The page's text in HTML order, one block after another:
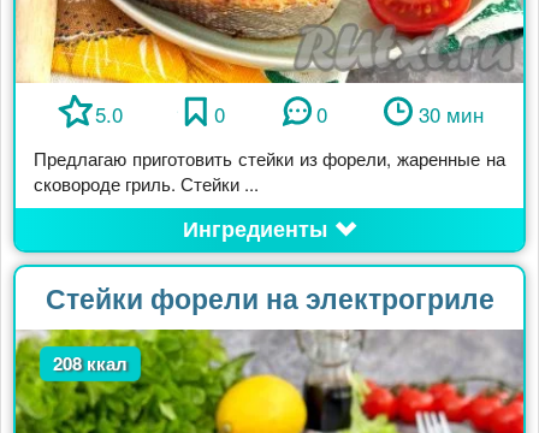
5.0 0 0 30 мин
Предлагаю приготовить стейки из форели, жаренные на
сковороде гриль. Стейки ...
Ингредиенты
Стейки форели на электрогриле
208 ккал